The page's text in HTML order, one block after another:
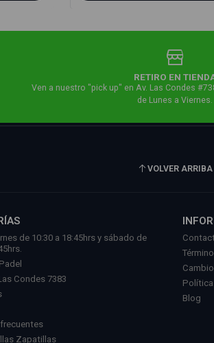
RETIRO EN
Ven a nuestro "pick up" en Av. Las Condes
de Lunes a Viernes.
VOLVER ARRIBA
de 10:30 a 18:45hrs y sábado de
Condes 7383
Zapatillas
Blog